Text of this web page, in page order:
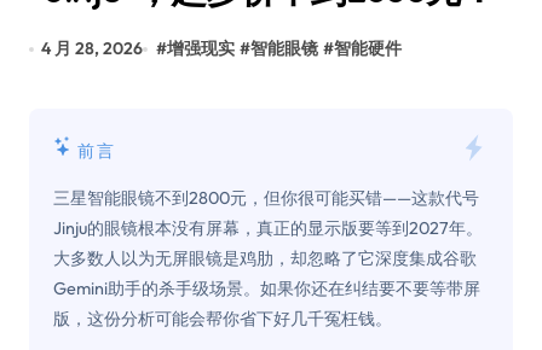
4 月 28, 2026 #增强现实 #智能眼镜 #智能硬件
前言
三星智能眼镜不到2800元，但你很可能买错——这款代号
Jinju的眼镜根本没有屏幕，真正的显示版要等到2027年。
大多数人以为无屏眼镜是鸡肋，却忽略了它深度集成谷歌
Gemini助手的杀手级场景。如果你还在纠结要不要等带屏
版，这份分析可能会帮你省下好几千冤枉钱。